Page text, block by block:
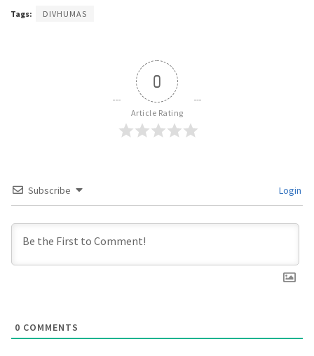
Tags: DIVHUMAS
0
Article Rating
Subscribe Login
0 COMMENTS